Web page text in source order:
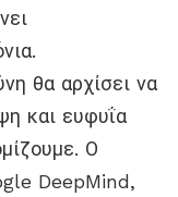
θα αρχίσει να
και ευφυΐα
Ο
DeepMind,